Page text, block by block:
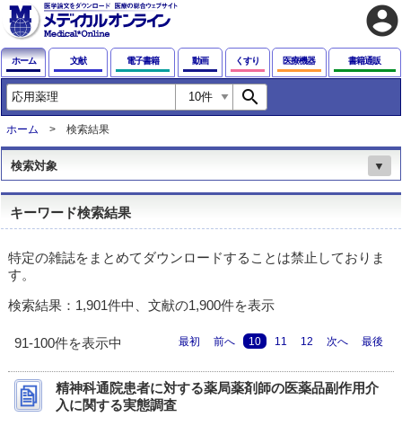
account_circle
ホーム 文献 電子書籍 動画 くすり 医療機器 書籍通販
search
ホーム 検索結果
検索対象 ▼
キーワード検索結果
特定の雑誌をまとめてダウンロードすることは禁止しておりま
す。
検索結果：1,901件中、文献の1,900件を表示
91-100件を表示中 最初 前へ 10 11 12 次へ 最後
精神科通院患者に対する薬局薬剤師の医薬品副作用介
入に関する実態調査